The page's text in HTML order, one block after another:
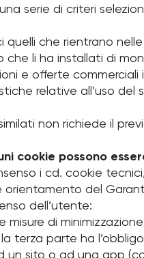
serie di criteri
che rientrano
li ha installati di
e offerte
relative all’uso
non richiede il
cookie possono
i cd. cookie
del
dell’utente:
di
terza parte ha
sito o ad una app